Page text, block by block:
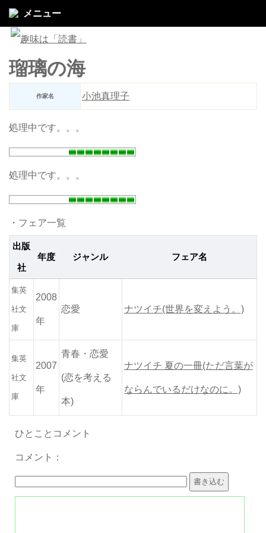
メニュー
瑠璃の海
作家名 小池真理子
処理中です。。。
処理中です。。。
・フェア一覧
出版
社
年度 ジャンル フェア名
集英
社文
庫
2008
年
恋愛 ナツイチ(世界を変えよう。)
集英
社文
庫
2007
年
青春・恋愛
(恋を考える
本)
ナツイチ 夏の一冊(ただ言葉が
ならんでいるだけなのに。)
ひとことコメント
コメント：